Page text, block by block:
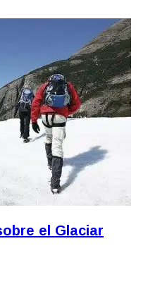
el Glaciar